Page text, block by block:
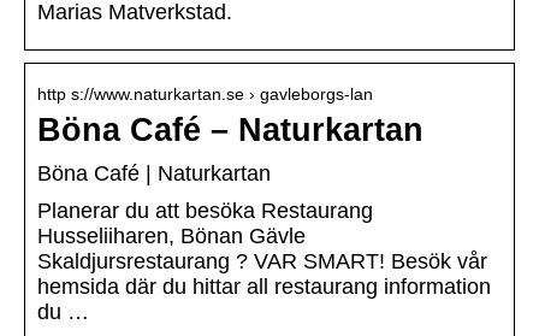
Marias Matverkstad.
http s://www.naturkartan.se › gavleborgs-lan
Böna Café – Naturkartan
Böna Café | Naturkartan
Planerar du att besöka Restaurang
Husseliiharen, Bönan Gävle
Skaldjursrestaurang ? VAR SMART! Besök vår
hemsida där du hittar all restaurang information
du …